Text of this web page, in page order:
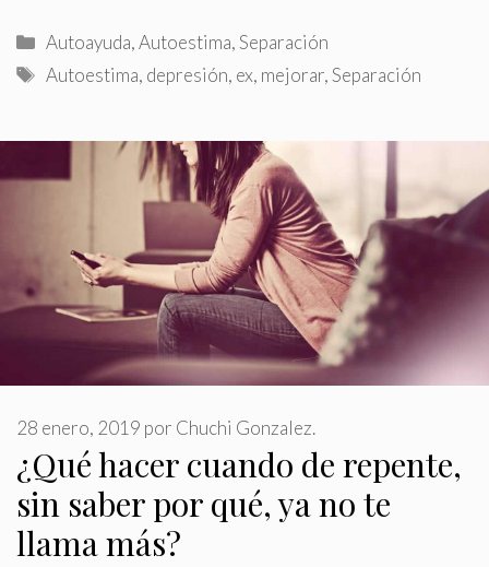
Categorías
Autoayuda,Autoestima,Separación
Etiquetas
Autoestima, depresión, ex, mejorar,Separación
¿Qué hacer cuando de repente,
sin saber por qué, ya no te
llama más?
28 enero, 2019 por Chuchi Gonzalez.